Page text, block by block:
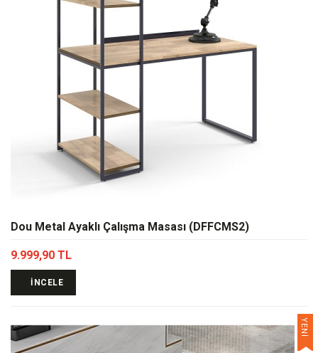
Dou Metal Ayaklı Çalışma Masası (DFFCMS2)
9.999,90 TL
İNCELE
YENİ